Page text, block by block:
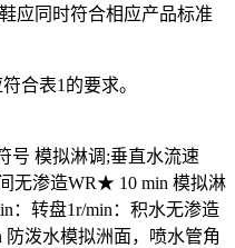
应同时符合相应产品标准
合表1的要求。
号 模拟淋调;垂直水流速
无渗造WR★ 10 min 模拟淋
：转盘1r/min：积水无渗造
防泼水模拟洲面，喷水管角